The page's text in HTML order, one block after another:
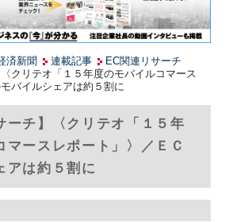
済新聞 連載記事
EC関連リサーチ
クリテオ「１５年度のモバイルコマース
バイルシェアは約５割に
ーチ】〈クリテオ「１５年
マースレポート」〉／ＥＣ
アは約５割に